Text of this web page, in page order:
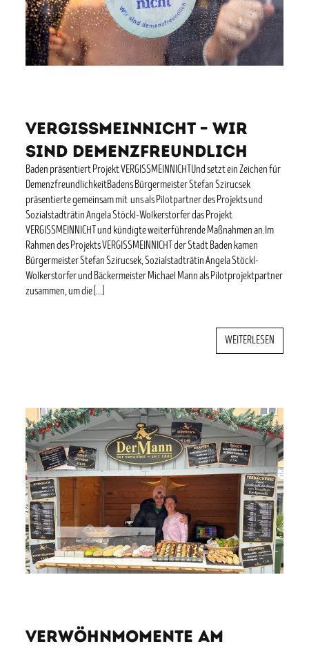
Vergissmeinnicht – wir
sind demenzfreundlich
Baden präsentiert Projekt VERGISSMEINNICHTUnd setzt ein Zeichen für
DemenzfreundlichkeitBadens Bürgermeister Stefan Szirucsek
präsentierte gemeinsam mit uns als Pilotpartner des Projekts und
Sozialstadträtin Angela Stöckl-Wolkerstorfer das Projekt
VERGISSMEINNICHT und kündigte weiterführende Maßnahmen an.Im
Rahmen des Projekts VERGISSMEINNICHT der Stadt Baden kamen
Bürgermeister Stefan Szirucsek, Sozialstadträtin Angela Stöckl-
Wolkerstorfer und Bäckermeister Michael Mann als Pilotprojektpartner
zusammen, um die […]
WEITERLESEN
Verwöhnmomente am